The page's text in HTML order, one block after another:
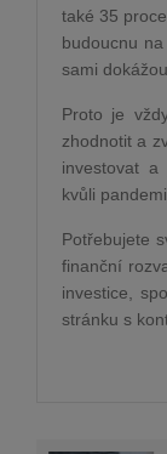
také 35
budoucnu
sami
Proto je
zhodnotit a
investovat a
kvůli
Potřebujete
finanční
investice,
stránku s